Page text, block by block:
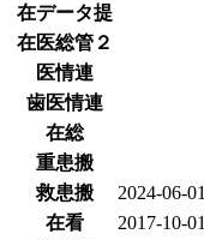
在データ提
在医総管２
医情連
歯医情連
在総
重患搬
救患搬
2024-06-01
在看
2017-10-01